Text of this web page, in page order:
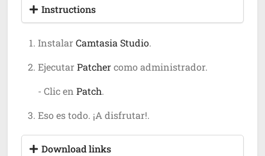
Instructions
InstalarCamtasia Studio.
EjecutarPatchercomo administrador.
- Clic enPatch.
Eso es todo. ¡A disfrutar!.
Download links